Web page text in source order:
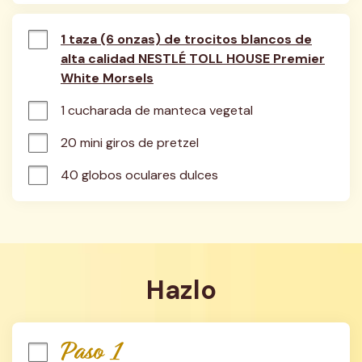
1 taza (6 onzas) de trocitos blancos de
alta calidad NESTLÉ TOLL HOUSE Premier
White Morsels
1 cucharada de manteca vegetal
20 mini giros de pretzel
40 globos oculares dulces
Hazlo
Paso 1